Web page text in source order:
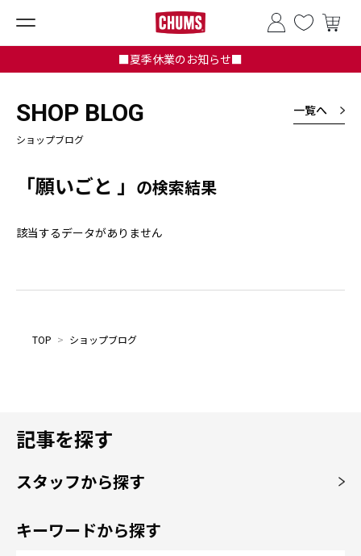
■夏季休業のお知らせ■
SHOP BLOG
ショップブログ
一覧へ
「願いごと 」 の検索結果
該当するデータがありません
TOP > ショップブログ
記事を探す
スタッフから探す
キーワードから探す